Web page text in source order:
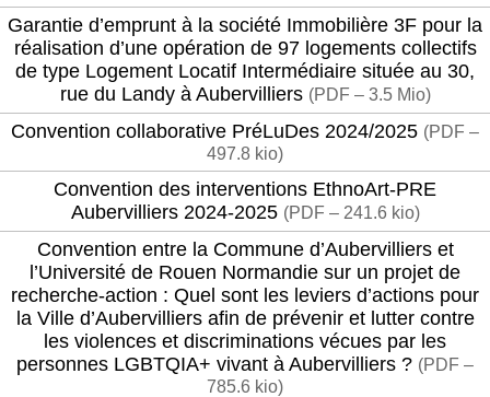
Garantie d’emprunt à la société Immobilière 3F pour la
réalisation d’une opération de 97 logements collectifs
de type Logement Locatif Intermédiaire située au 30,
rue du Landy à Aubervilliers (PDF – 3.5 Mio)
Convention collaborative PréLuDes 2024/2025 (PDF –
497.8 kio)
Convention des interventions EthnoArt-PRE
Aubervilliers 2024-2025 (PDF – 241.6 kio)
Convention entre la Commune d’Aubervilliers et
l’Université de Rouen Normandie sur un projet de
recherche-action : Quel sont les leviers d’actions pour
la Ville d’Aubervilliers afin de prévenir et lutter contre
les violences et discriminations vécues par les
personnes LGBTQIA+ vivant à Aubervilliers ? (PDF –
785.6 kio)